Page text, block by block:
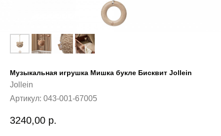
Музыкальная игрушка Мишка букле Бисквит Jollein
Jollein
Артикул: 043-001-67005
3240,00 р.